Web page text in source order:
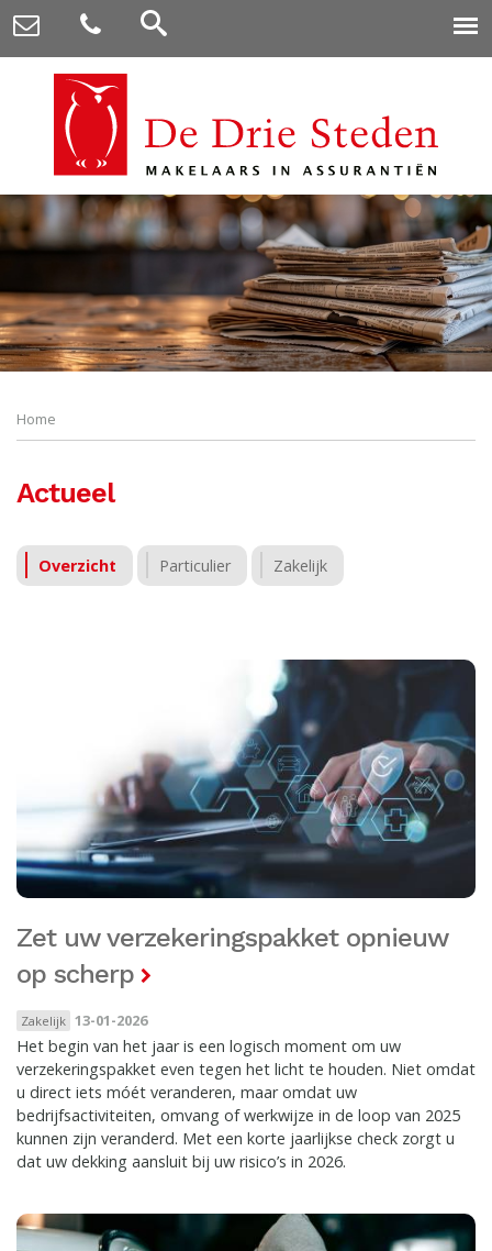
Home
Actueel
Overzicht Particulier Zakelijk
Zet uw verzekeringspakket opnieuw
op scherp
Zakelijk 13-01-2026
Het begin van het jaar is een logisch moment om uw
verzekeringspakket even tegen het licht te houden. Niet omdat
u direct iets móét veranderen, maar omdat uw
bedrijfsactiviteiten, omvang of werkwijze in de loop van 2025
kunnen zijn veranderd. Met een korte jaarlijkse check zorgt u
dat uw dekking aansluit bij uw risico’s in 2026.